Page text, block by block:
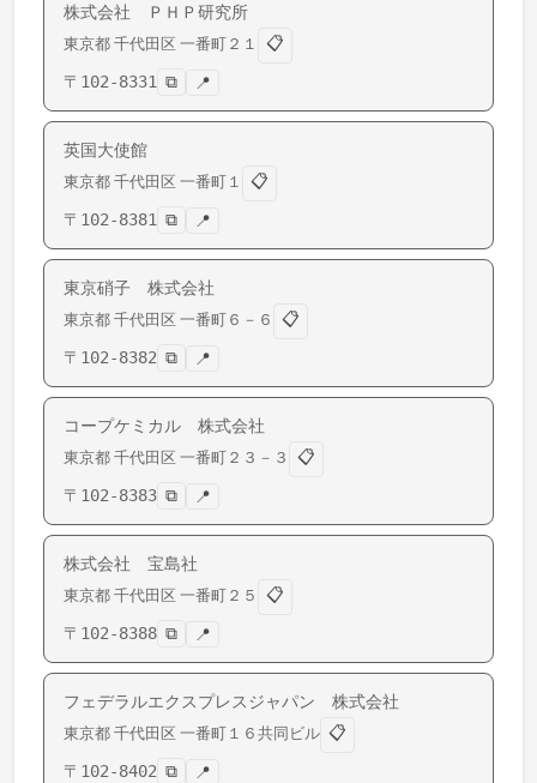
株式会社 ＰＨＰ研究所
東京都 千代田区 一番町 ２１
📋
〒 102-8331 ⧉ 📍
英国大使館
東京都 千代田区 一番町 １
📋
〒 102-8381 ⧉ 📍
東京硝子 株式会社
東京都 千代田区 一番町 ６－６
📋
〒 102-8382 ⧉ 📍
コープケミカル 株式会社
東京都 千代田区 一番町 ２３－３
📋
〒 102-8383 ⧉ 📍
株式会社 宝島社
東京都 千代田区 一番町 ２５
📋
〒 102-8388 ⧉ 📍
フェデラルエクスプレスジャパン 株式会社
東京都 千代田区 一番町 １６共同ビル 📋
〒 102-8402 ⧉ 📍